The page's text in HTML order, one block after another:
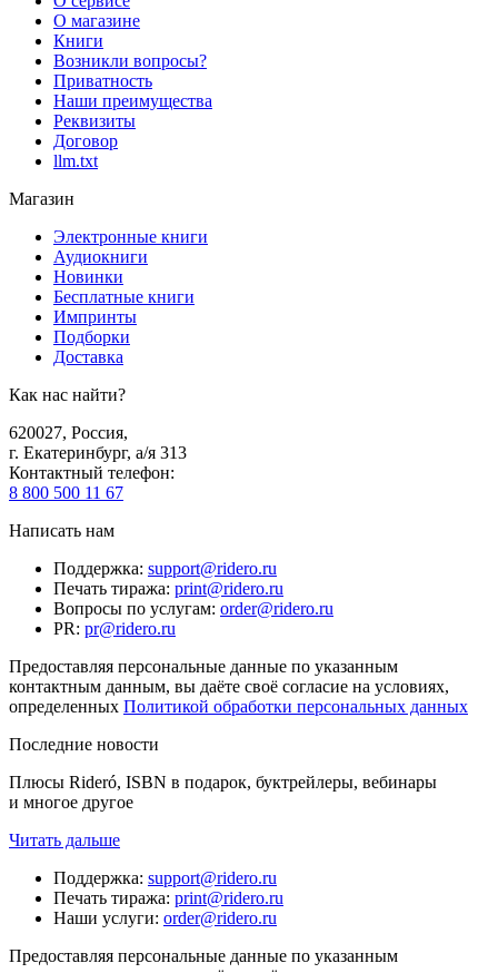
О магазине
Книги
Возникли вопросы?
Приватность
Наши преимущества
Реквизиты
Договор
llm.txt
Магазин
Электронные книги
Аудиокниги
Новинки
Бесплатные книги
Импринты
Подборки
Доставка
Как нас найти?
620027, Россия,
г. Екатеринбург, а/я 313
Контактный телефон:
8 800 500 11 67
Написать нам
Поддержка: support@ridero.ru
Печать тиража: print@ridero.ru
Вопросы по услугам: order@ridero.ru
PR: pr@ridero.ru
Предоставляя персональные данные по указанным
контактным данным, вы даёте своё согласие на условиях,
определенных Политикой обработки персональных данных
Последние новости
Плюсы Rideró, ISBN в подарок, буктрейлеры, вебинары
и многое другое
Читать дальше
Поддержка: support@ridero.ru
Печать тиража: print@ridero.ru
Наши услуги: order@ridero.ru
Предоставляя персональные данные по указанным